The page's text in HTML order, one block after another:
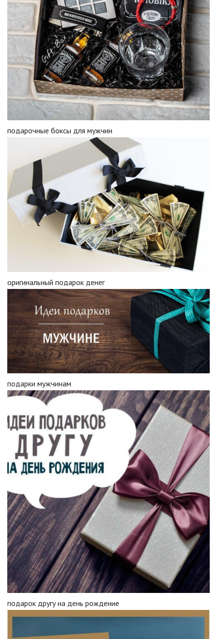
подарочные боксы для мужчин
оригинальный подарок денег
подарки мужчинам
подарок другу на день рождение